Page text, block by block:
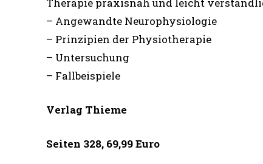
– Angewandte Neurophysiologie
– Prinzipien der Physiotherapie
– Untersuchung
– Fallbeispiele
Verlag Thieme
Seiten 328, 69,99 Euro